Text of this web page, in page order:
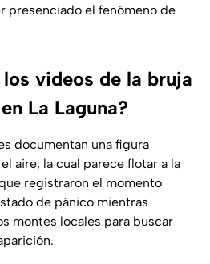
presenciado el fenómeno de
videos de la bruja
La Laguna?
documentan una figura
aire, la cual parece flotar a la
registraron el momento
de pánico mientras
montes locales para buscar